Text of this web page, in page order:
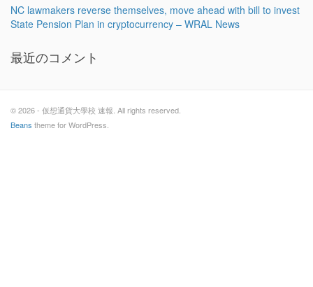
NC lawmakers reverse themselves, move ahead with bill to invest
State Pension Plan in cryptocurrency – WRAL News
最近のコメント
© 2026 - 仮想通貨大學校 速報. All rights reserved.
Beans theme for WordPress.